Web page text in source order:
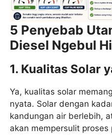
5 Penyebab
Diesel Ngebul
1. Kualitas Solar
Ya, kualitas solar
nyata. Solar dengan
kandungan air berlebih,
akan mempersulit proses